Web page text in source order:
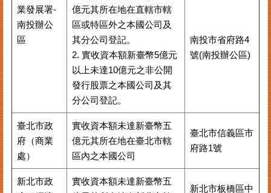
業發展署-
南投辦公
區
億元其所在地在直轄市轄
區或特區外之本國公司及
其分公司登記。
2. 實收資本額新臺幣5億元
以上未達10億元之非公開
發行股票之本國公司及其
分公司登記。
南投市省府路4
號(南投辦公區)
臺北市政
府（商業
處）
實收資本額未達新臺幣五
億元其所在地在臺北市轄
區內之本國公司
臺北市信義區市
府路1號
新北市政
實收資本額未達新臺幣五
新北市板橋區中